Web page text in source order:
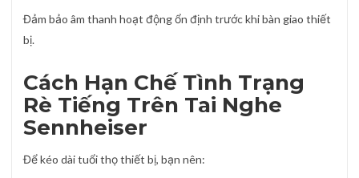
Đảm bảo âm thanh hoạt động ổn định trước khi bàn giao thiết
bị.
Cách Hạn Chế Tình Trạng
Rè Tiếng Trên Tai Nghe
Sennheiser
Để kéo dài tuổi thọ thiết bị, bạn nên: